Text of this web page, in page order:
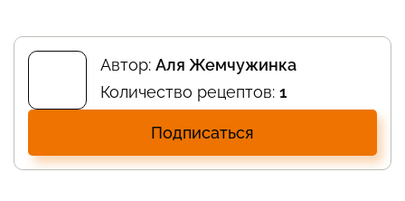
Автор: Аля Жемчужинка
Количество рецептов: 1
Подписаться